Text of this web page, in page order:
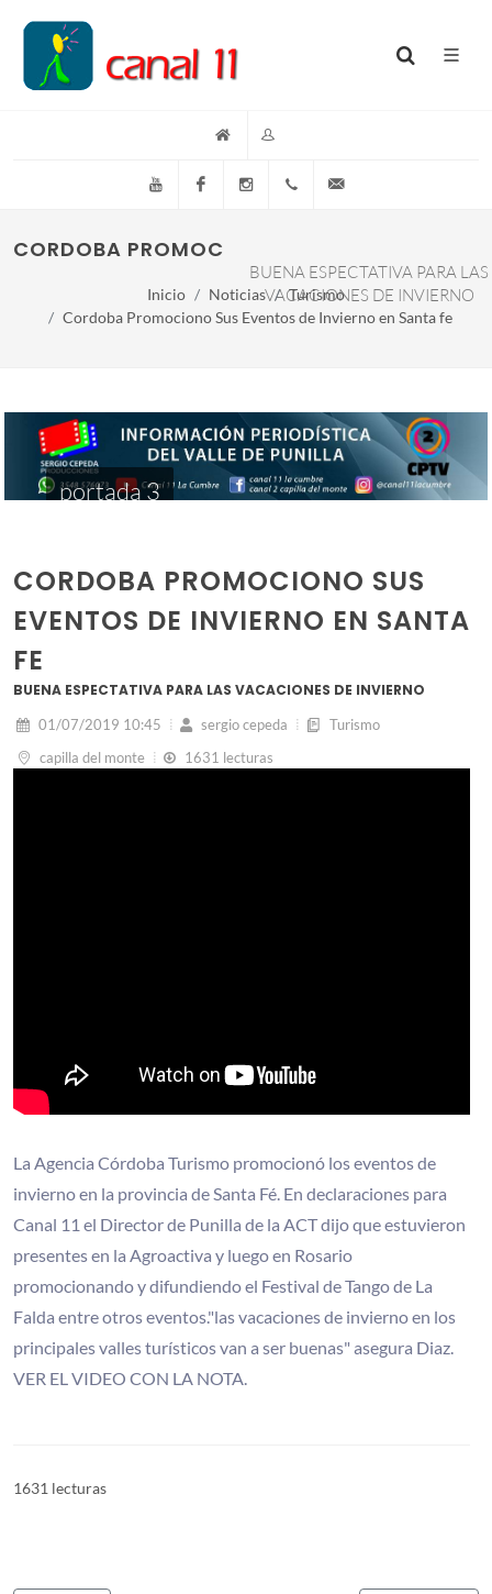
YouTube FacebookInstagram(+54)(9)3548-576073
CORDOBA PROMOCIONO SUS EVENTOS DE
BUENA ESPECTATIVA PARA LAS
VACACIONES DE INVIERNO
Inicio Noticias
Turismo
Cordoba Promociono Sus Eventos de Invierno en Santa fe
portada 3
CORDOBA PROMOCIONO SUS
EVENTOS DE INVIERNO EN SANTA
FE
BUENA ESPECTATIVA PARA LAS VACACIONES DE INVIERNO
01/07/2019 10:45 sergio cepeda
Turismo
capilla del monte
1631 lecturas
La Agencia Córdoba Turismo promocionó los eventos de
invierno en la provincia de Santa Fé. En declaraciones para
Canal 11 el Director de Punilla de la ACT dijo que estuvieron
presentes en la Agroactiva y luego en Rosario
promocionando y difundiendo el Festival de Tango de La
Falda entre otros eventos."las vacaciones de invierno en los
principales valles turísticos van a ser buenas" asegura Diaz.
VER EL VIDEO CON LA NOTA.
1631 lecturas